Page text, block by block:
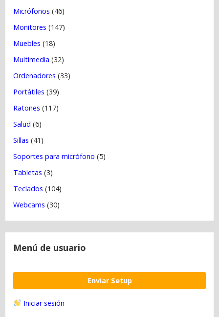
Micrófonos (46)
Monitores (147)
Muebles (18)
Multimedia (32)
Ordenadores (33)
Portátiles (39)
Ratones (117)
Salud (6)
Sillas (41)
Soportes para micrófono (5)
Tabletas (3)
Teclados (104)
Webcams (30)
Menú de usuario
Enviar Setup
Iniciar sesión